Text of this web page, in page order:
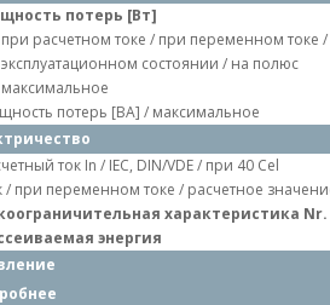
потерь [Вт]
при расчетном токе / при переменном токе
эксплуатационном состоянии / на полюс
максимальное
потерь [ВА] / максимальное
ток In / IEC, DIN/VDE / при 40 Cel
/ при переменном токе / расчетное
характеристика
энергия